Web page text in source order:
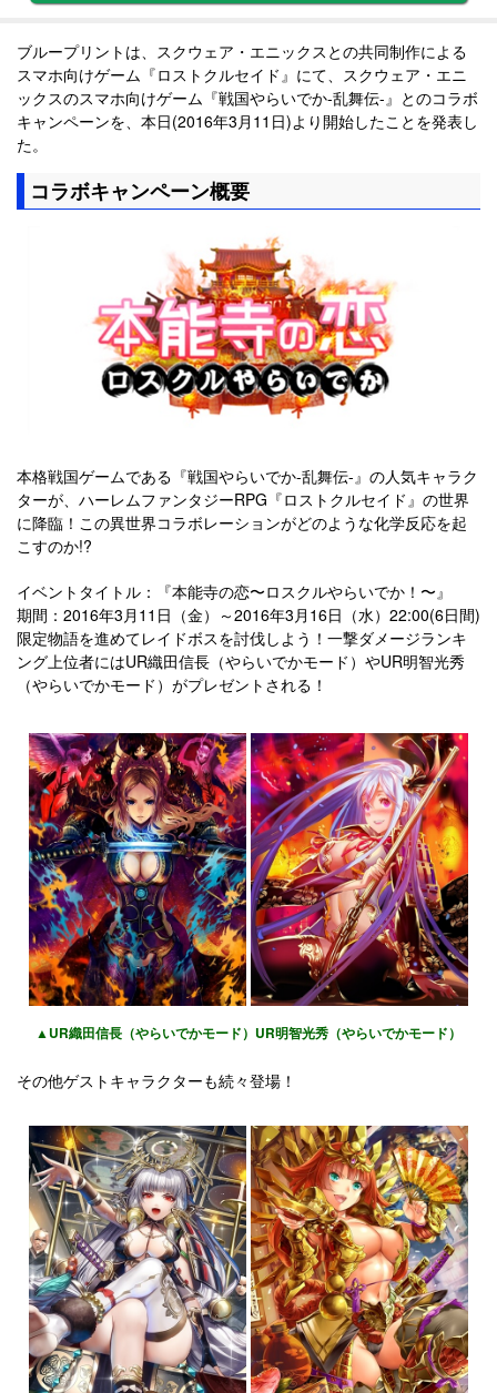
ブループリントは、スクウェア・エニックスとの共同制作による
スマホ向けゲーム『ロストクルセイド』にて、スクウェア・エニ
ックスのスマホ向けゲーム『戦国やらいでか-乱舞伝-』とのコラボ
キャンペーンを、本日(2016年3月11日)より開始したことを発表し
た。
コラボキャンペーン概要
本格戦国ゲームである『戦国やらいでか-乱舞伝-』の人気キャラク
ターが、ハーレムファンタジーRPG『ロストクルセイド』の世界
に降臨！この異世界コラボレーションがどのような化学反応を起
こすのか!?
イベントタイトル：『本能寺の恋〜ロスクルやらいでか！〜』
期間：2016年3月11日（金）～2016年3月16日（水）22:00(6日間)
限定物語を進めてレイドボスを討伐しよう！一撃ダメージランキ
ング上位者にはUR織田信長（やらいでかモード）やUR明智光秀
（やらいでかモード）がプレゼントされる！
▲UR織田信長（やらいでかモード）UR明智光秀（やらいでかモード）
その他ゲストキャラクターも続々登場！